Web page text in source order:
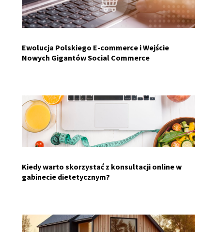
Ewolucja Polskiego E-commerce i Wejście
Nowych Gigantów Social Commerce
Kiedy warto skorzystać z konsultacji online w
gabinecie dietetycznym?